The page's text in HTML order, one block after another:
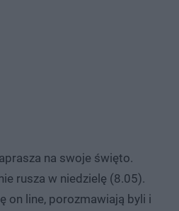
na swoje święto.
rusza w niedzielę (8.05).
on line, porozmawiają byli i